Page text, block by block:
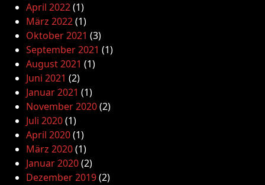
April 2022(1)
März 2022(1)
Oktober 2021 (3)
September 2021 (1)
August 2021 (1)
Juni 2021 (2)
Januar 2021 (1)
November 2020(2)
Juli 2020(1)
April 2020(1)
März 2020(1)
Januar 2020(2)
Dezember 2019(2)